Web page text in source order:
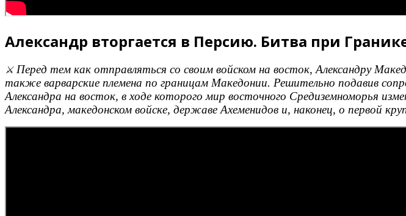
Александр вторгается в Персию. Битва при
⚔️Перед тем как отправляться со своим войском на восток, Александру
также варварские племена по границам Македонии. Решительно подавив
Александра на восток, в ходе которого мир восточного Средиземноморья
Александра, македонском войске, державе Ахеменидов и, наконец, о первой